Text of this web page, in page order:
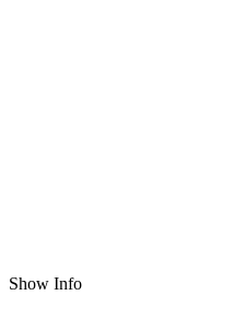
Show Info